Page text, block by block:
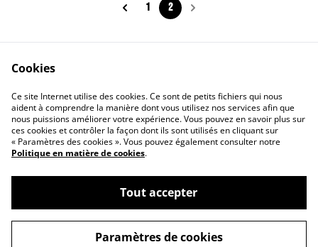
1 2
CGV
©2026
ma Little Cuisine | Chocolaterie Confiserie
Artisanale
Cookies
Ce site Internet utilise des cookies. Ce sont de petits fichiers qui nous
aident à comprendre la manière dont vous utilisez nos services afin que
nous puissions améliorer votre expérience. Vous pouvez en savoir plus sur
ces cookies et contrôler la façon dont ils sont utilisés en cliquant sur
« Paramètres des cookies ». Vous pouvez également consulter notre
Politique en matière de cookies.
Tout accepter
Paramètres de cookies